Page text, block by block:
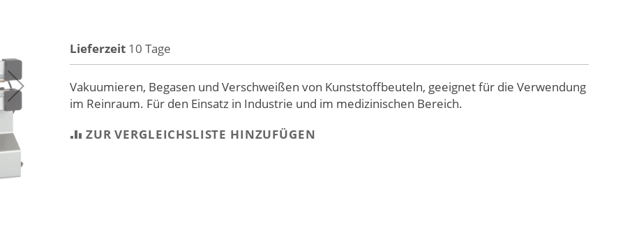
Lieferzeit 10 Tage
Vakuumieren, Begasen und Verschweißen von Kunststoffbeuteln, geeignet für die Verwendung
im Reinraum. Für den Einsatz in Industrie und im medizinischen Bereich.
ZUR VERGLEICHSLISTE HINZUFÜGEN